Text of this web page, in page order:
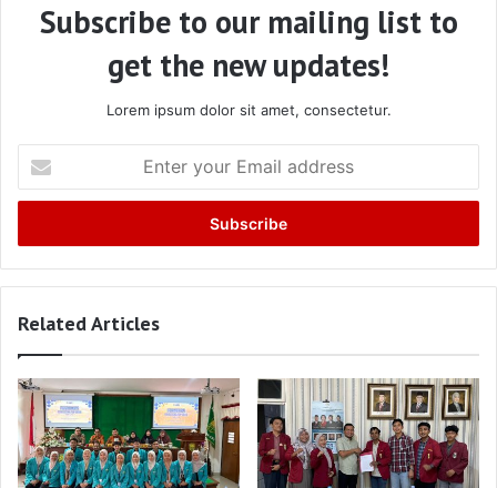
Subscribe to our mailing list to
get the new updates!
Lorem ipsum dolor sit amet, consectetur.
your
Email
Related Articles